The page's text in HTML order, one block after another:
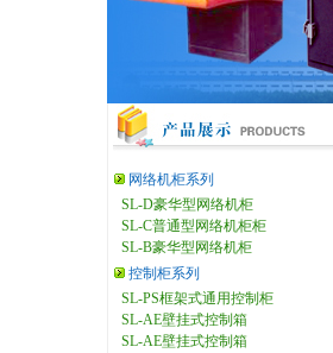
网络机柜系列
SL-D豪华型网络机柜
SL-C普通型网络机柜柜
SL-B豪华型网络机柜
控制柜系列
SL-PS框架式通用控制柜
SL-AE壁挂式控制箱
SL-AE壁挂式控制箱